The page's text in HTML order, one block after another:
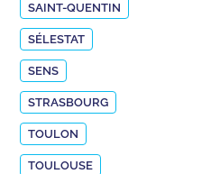
SAINT-QUENTIN
SÉLESTAT
SENS
STRASBOURG
TOULON
TOULOUSE